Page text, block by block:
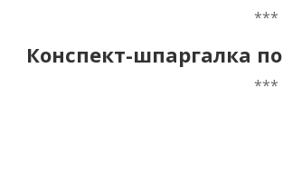
***
Конспект-шпаргалка
***